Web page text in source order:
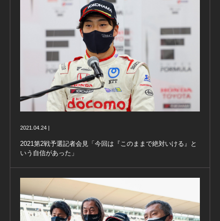
2021.04.24 |
2021第2戦予選記者会見「今回は『このままで絶対いける』と
いう自信があった」